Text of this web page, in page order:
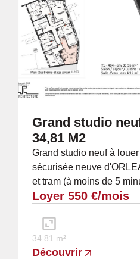
Grand studio
34,81 M2
Grand studio neuf à
sécurisée neuve
et tram (à moins de 5
et du centre ville (étage
Loyer 550 €/mois
34.81 m²
Découvrir